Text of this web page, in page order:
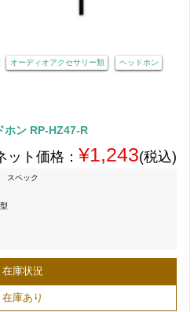
オーディオアクセサリー類 ヘッドホン
ン RP-HZ47-R
ット価格： ¥1,243(税込)
スペック
在庫状況
在庫あり